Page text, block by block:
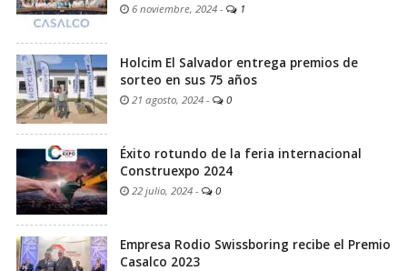
6 noviembre, 2024 - 1
Holcim El Salvador entrega premios de
sorteo en sus 75 años
21 agosto, 2024 - 0
Éxito rotundo de la feria internacional
Construexpo 2024
22 julio, 2024 - 0
Empresa Rodio Swissboring recibe el Premio
Casalco 2023